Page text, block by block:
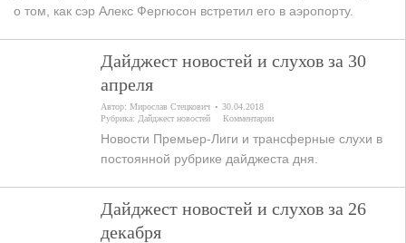
о том, как сэр Алекс Фергюсон встретил его в аэропорту.
Дайджест новостей и слухов за 30
апреля
Автор:Мирослав Стецкович
30.04.2018
Рубрика: Дайджест новостей Комментарии
Новости Премьер-Лиги и трансферные слухи в
постоянной рубрике дайджеста дня.
Дайджест новостей и слухов за 26
декабря